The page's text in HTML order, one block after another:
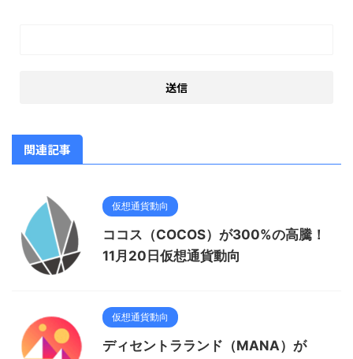
関連記事
仮想通貨動向
ココス（COCOS）が300%の高騰！
11月20日仮想通貨動向
仮想通貨動向
ディセントラランド（MANA）が